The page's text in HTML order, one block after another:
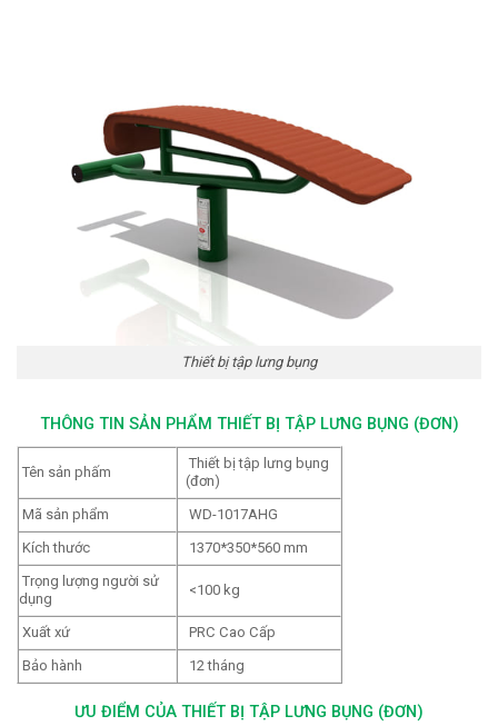
Thiết bị tập lưng bụng
THÔNG TIN SẢN PHẨM THIẾT BỊ TẬP LƯNG BỤNG (ĐƠN)
Tên sản phấm
Thiết bị tập lưng bụng
(đơn)
Mã sản phẩm
WD-1017AHG
Kích thước
1370*350*560 mm
Trọng lượng người sử
dụng
<100 kg
Xuất xứ
PRC Cao Cấp
Bảo hành
12 tháng
ƯU ĐIỂM CỦA THIẾT BỊ TẬP LƯNG BỤNG (ĐƠN)